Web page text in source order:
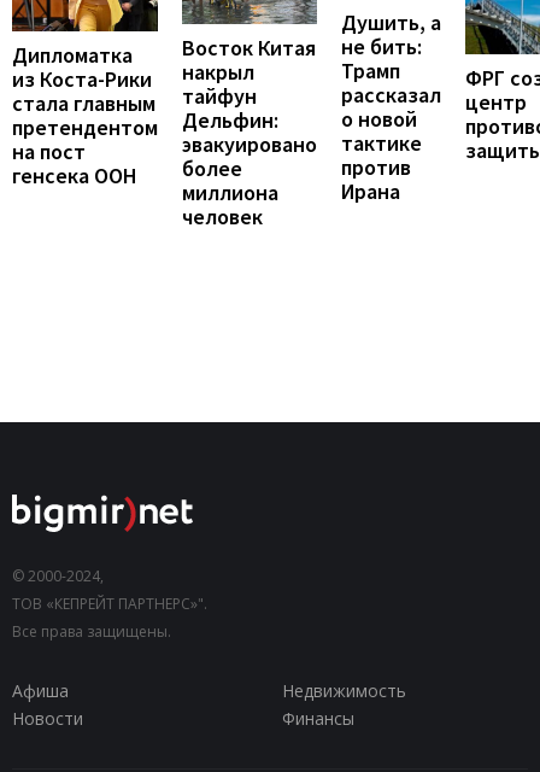
Дипломатка
из Коста-Рики
стала главным
претендентом
на пост
генсека ООН
Восток Китая
накрыл
тайфун
Дельфин:
эвакуировано
более
миллиона
человек
Душить, а
не бить:
Трамп
рассказал
о новой
тактике
против
Ирана
ФРГ
центр
© 2000-2024,
ТОВ «КЕПРЕЙТ ПАРТНЕРС»".
Все права защищены.
Афиша
Недвижимость
Новости
Финансы